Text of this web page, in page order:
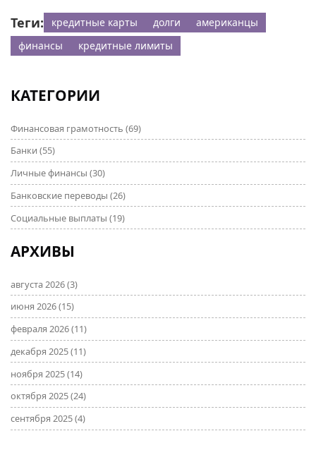
Теги: кредитные карты долги
американцы
финансы
кредитные лимиты
КАТЕГОРИИ
Финансовая грамотность (69)
Банки (55)
Личные финансы (30)
Банковские переводы (26)
Социальные выплаты (19)
АРХИВЫ
августа 2026(3)
июня 2026(15)
февраля 2026(11)
декабря 2025(11)
ноября 2025(14)
октября 2025(24)
сентября 2025(4)